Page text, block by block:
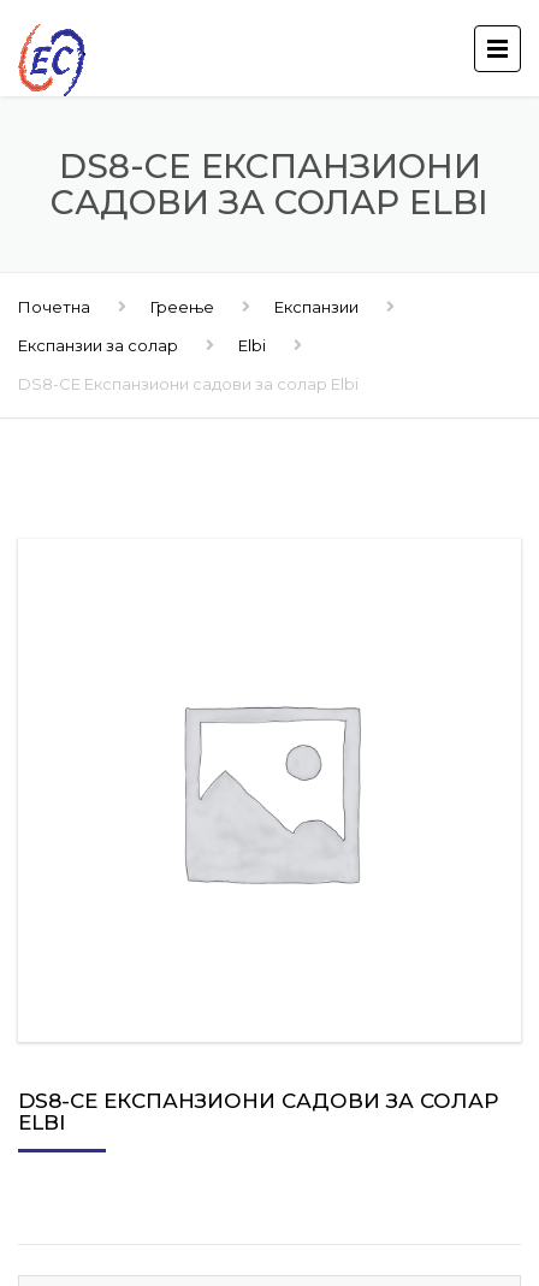
DS8-CE ЕКСПАНЗИОНИ
САДОВИ ЗА СОЛАР ELBI
Почетна Греење
Експанзии
Експанзии за солар
Elbi
DS8-CE Експанзиони садови за солар Elbi
DS8-CE ЕКСПАНЗИОНИ САДОВИ ЗА СОЛАР
ELBI